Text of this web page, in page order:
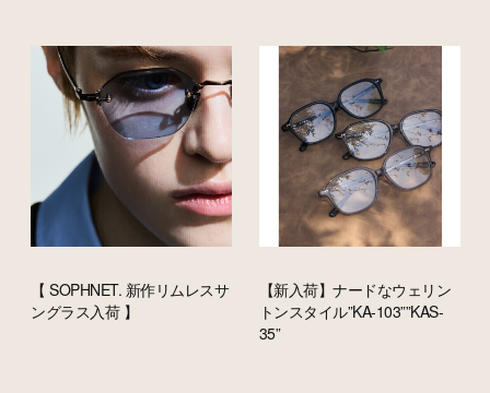
【 SOPHNET. 新作リムレスサ
ングラス入荷 】
【新入荷】ナードなウェリン
トンスタイル”KA-103””KAS-
35”